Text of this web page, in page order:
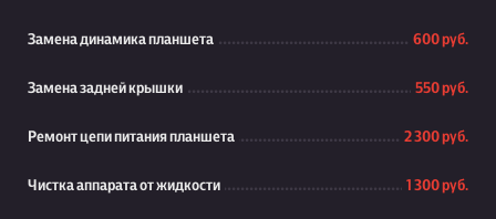
Замена динамика планшета 600 руб.
Замена задней крышки 550 руб.
Ремонт цепи питания планшета 2 300 руб.
Чистка аппарата от жидкости 1 300 руб.